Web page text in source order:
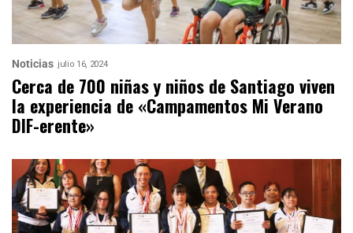
Noticias julio 16, 2024
Cerca de 700 niñas y niños de Santiago viven
la experiencia de «Campamentos Mi Verano
DIF-erente»